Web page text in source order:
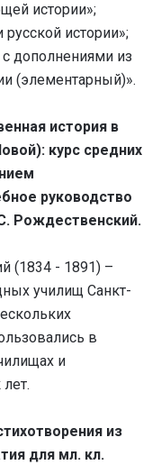
истории»;
истории»;
дополнениями из
(элементарный)».
история в
курс средних
руководство
Рождественский.
(1834 - 1891) –
училищ Санкт-
в
и
из
для мл. кл.